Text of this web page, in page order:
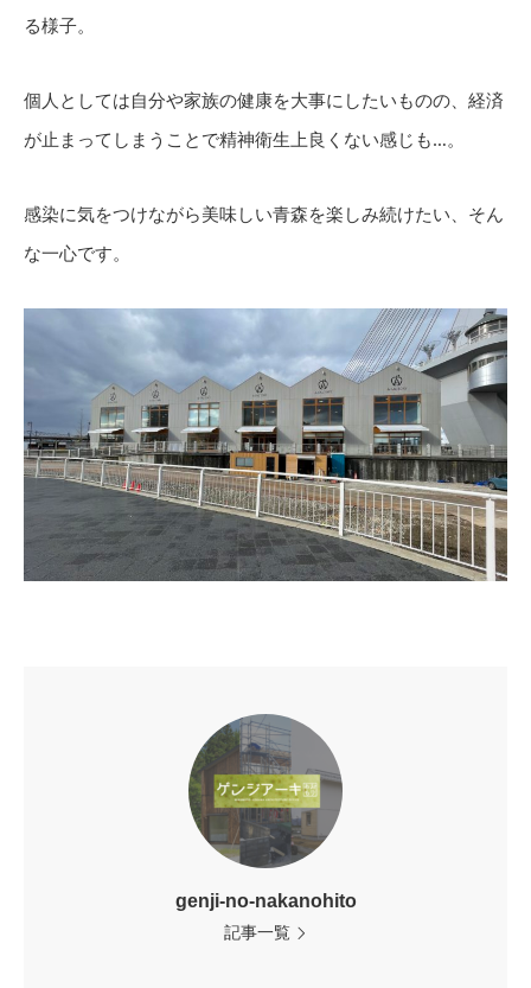
る様子。
個人としては自分や家族の健康を大事にしたいものの、経済
が止まってしまうことで精神衛生上良くない感じも…。
感染に気をつけながら美味しい青森を楽しみ続けたい、そん
な一心です。
genji-no-nakanohito
記事一覧